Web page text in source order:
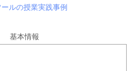
ルの授業実践事例
基本情報